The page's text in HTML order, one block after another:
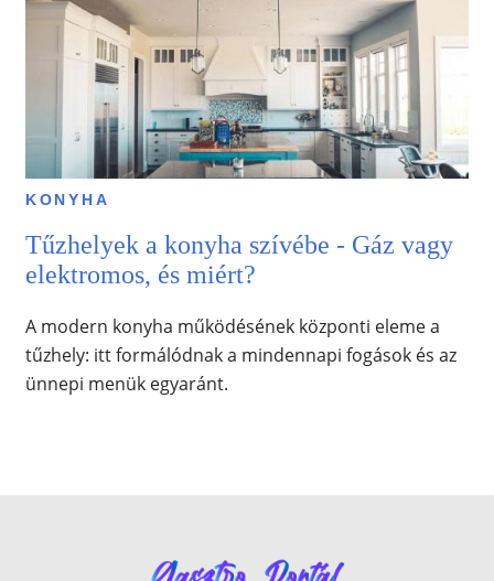
KONYHA
Tűzhelyek a konyha szívébe - Gáz vagy
elektromos, és miért?
A modern konyha működésének központi eleme a
tűzhely: itt formálódnak a mindennapi fogások és az
ünnepi menük egyaránt.